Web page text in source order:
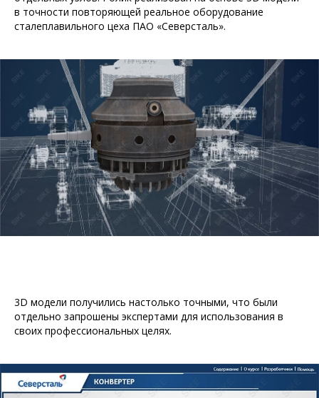
в точности повторяющей реальное оборудование
сталеплавильного цеха ПАО «Северсталь».
3D модели получились настолько точными, что были
отдельно запрошены экспертами для использования в
своих профессиональных целях.